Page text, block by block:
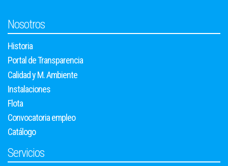
Nosotros
Historia
Portal de Transparencia
Calidad y M. Ambiente
Instalaciones
Flota
Convocatoria empleo
Catálogo
Servicios